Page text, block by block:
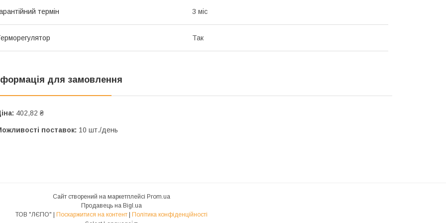
термін 3 міс
Так
для замовлення
402,82 ₴
поставок: 10 шт./день
Сайт створений на маркетплейсі Prom.ua
Продавець на Bigl.ua
Поскаржитися на контент
Політика конфіденційності